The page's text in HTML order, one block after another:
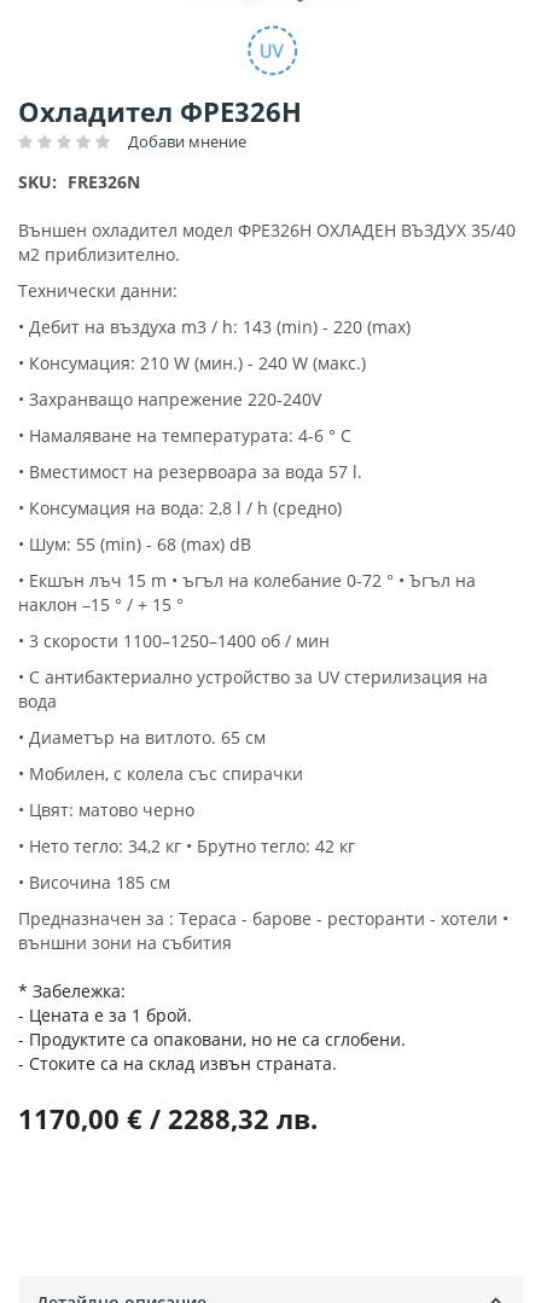
Охладител ФРЕ326Н
Рейтинг: Добави мнение
SKU FRE326N
Външен охладител модел ФРЕ326Н ОХЛАДЕН ВЪЗДУХ 35/40
м2 приблизително.
Технически данни:
• Дебит на въздуха m3 / h: 143 (min) - 220 (max)
• Консумация: 210 W (мин.) - 240 W (макс.)
• Захранващо напрежение 220-240V
• Намаляване на температурата: 4-6 ° C
• Вместимост на резервоара за вода 57 l.
• Консумация на вода: 2,8 l / h (средно)
• Шум: 55 (min) - 68 (max) dB
• Екшън лъч 15 m • ъгъл на колебание 0-72 ° • Ъгъл на
наклон –15 ° / + 15 °
• 3 скорости 1100–1250–1400 об / мин
• С антибактериално устройство за UV стерилизация на
вода
• Диаметър на витлото. 65 см
• Мобилен, с колела със спирачки
• Цвят: матово черно
• Нето тегло: 34,2 кг • Брутно тегло: 42 кг
• Височина 185 см
Предназначен за : Тераса - барове - ресторанти - хотели •
външни зони на събития
* Забележка:
- Цената е за 1 брой.
- Продуктите са опаковани, но не са сглобени.
- Стоките са на склад извън страната.
1170,00 € / 2288,32 лв.
Преминете
към
началото
на
със
снимки